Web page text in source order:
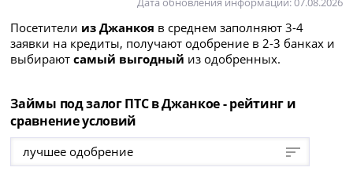
Посетители из Джанкоя в среднем заполняют 3-4
заявки на кредиты, получают одобрение в 2-3 банках и
выбираютсамый выгодный из одобренных.
Займы под залог ПТС в Джанкое - рейтинг и
сравнение условий
лучшее одобрение